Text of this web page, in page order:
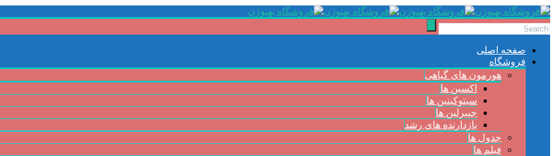
صفحه اصلی
فروشگاه
هورمون های گیاهی
اکسین ها
سیتوکینین ها
جیبرلین ها
بازدارنده های رشد
جدول ها
فیلم ها